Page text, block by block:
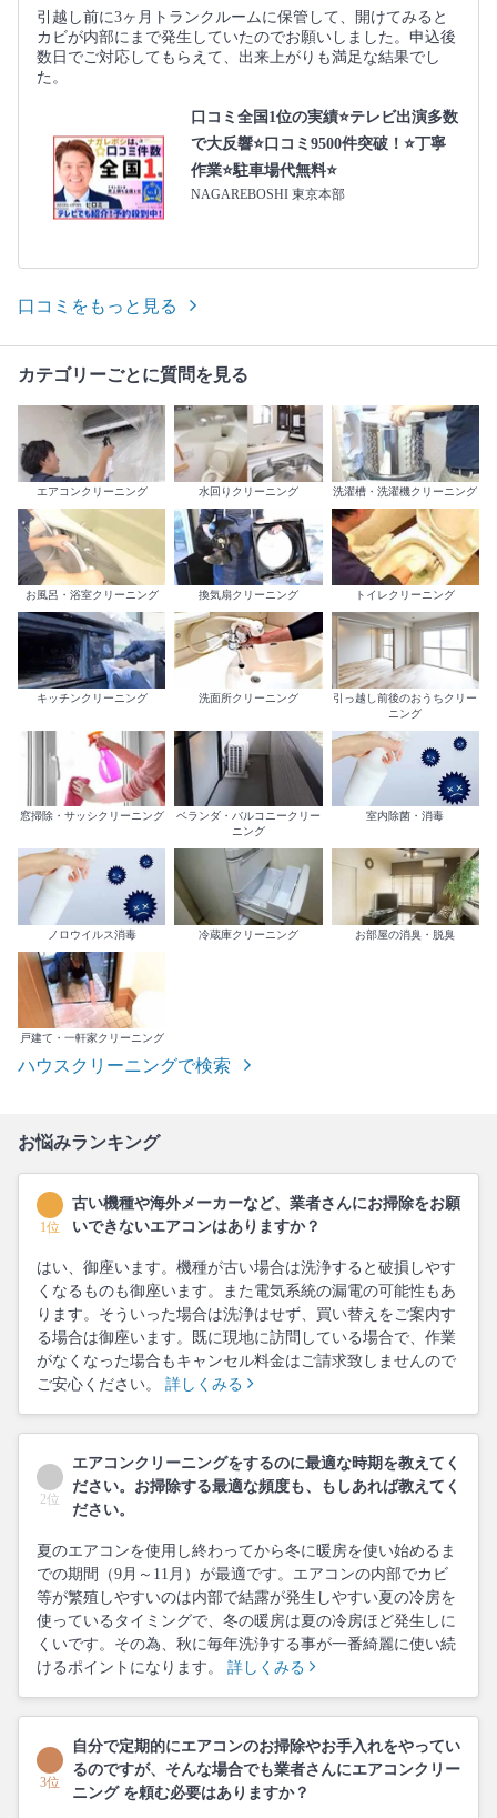
引越し前に3ヶ月トランクルームに保管して、開けてみると
カビが内部にまで発生していたのでお願いしました。申込後
数日でご対応してもらえて、出来上がりも満足な結果でし
た。
口コミ全国1位の実績⭐テレビ出演多数
で大反響⭐口コミ9500件突破！⭐丁寧
作業⭐駐車場代無料⭐
NAGAREBOSHI 東京本部
口コミをもっと見る
カテゴリーごとに質問を見る
エアコンクリーニング 水回りクリーニング 洗濯槽・洗濯機クリーニング
お風呂・浴室クリーニング 換気扇クリーニング トイレクリーニング
キッチンクリーニング 洗面所クリーニング
引っ越し前後のおうちクリー
ニング
窓掃除・サッシクリーニング
ベランダ・バルコニークリー
ニング
室内除菌・消毒
ノロウイルス消毒 冷蔵庫クリーニング お部屋の消臭・脱臭
戸建て・一軒家クリーニング
ハウスクリーニングで検索
お悩みランキング
1位
古い機種や海外メーカーなど、業者さんにお掃除をお願
いできないエアコンはありますか？
はい、御座います。機種が古い場合は洗浄すると破損しやす
くなるものも御座います。また電気系統の漏電の可能性もあ
ります。そういった場合は洗浄はせず、買い替えをご案内す
る場合は御座います。既に現地に訪問している場合で、作業
がなくなった場合もキャンセル料金はご請求致しませんので
ご安心ください。 詳しくみる
2位
エアコンクリーニングをするのに最適な時期を教えてく
ださい。お掃除する最適な頻度も、もしあれば教えてく
ださい。
夏のエアコンを使用し終わってから冬に暖房を使い始めるま
での期間（9月～11月）が最適です。エアコンの内部でカビ
等が繁殖しやすいのは内部で結露が発生しやすい夏の冷房を
使っているタイミングで、冬の暖房は夏の冷房ほど発生しに
くいです。その為、秋に毎年洗浄する事が一番綺麗に使い続
けるポイントになります。 詳しくみる
3位
自分で定期的にエアコンのお掃除やお手入れをやってい
るのですが、そんな場合でも業者さんにエアコンクリー
ニング を頼む必要はありますか？